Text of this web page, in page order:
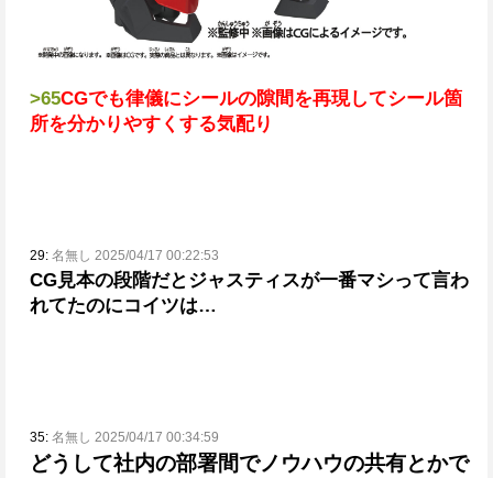
>65CGでも律儀にシールの隙間を再現してシール箇
所を分かりやすくする気配り
29: 名無し 2025/04/17 00:22:53
CG見本の段階だとジャスティスが一番マシって言わ
れてたのにコイツは…
35: 名無し 2025/04/17 00:34:59
どうして社内の部署間でノウハウの共有とかで